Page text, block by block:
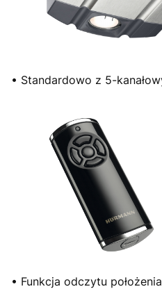
• Standardowo z 5-
• Funkcja odczytu